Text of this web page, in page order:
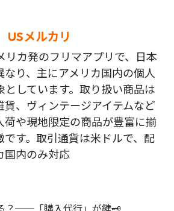
USメルカリ
リカ発のフリマアプリで、日本
なり、主にアメリカ国内の個人
としています。取り扱い商品は
貨、ヴィンテージアイテムなど
荷や現地限定の商品が豊富に揃
です。取引通貨は米ドルで、配
国内のみ対応